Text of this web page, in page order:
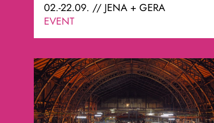
02.-22.09. // JENA + GERA
EVENT